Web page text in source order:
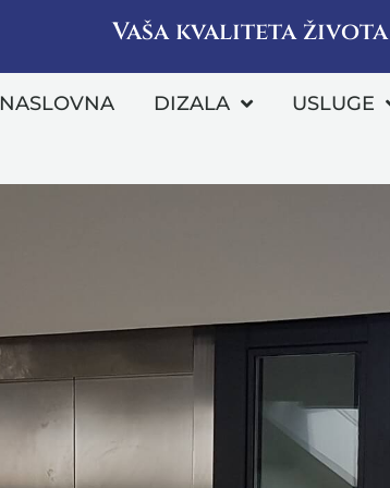
Vaša kvaliteta života
NASLOVNA DIZALA USLUGE